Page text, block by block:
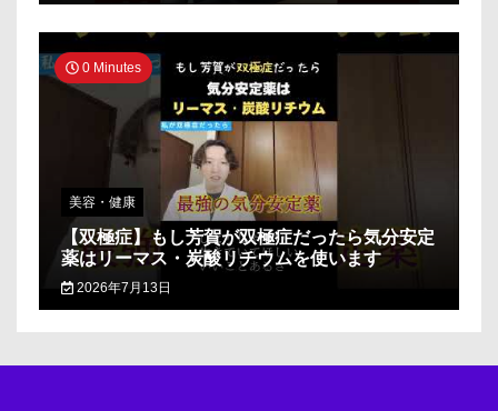
0 Minutes
美容・健康
【双極症】もし芳賀が双極症だったら気分安定
薬はリーマス・炭酸リチウムを使います
2026年7月13日